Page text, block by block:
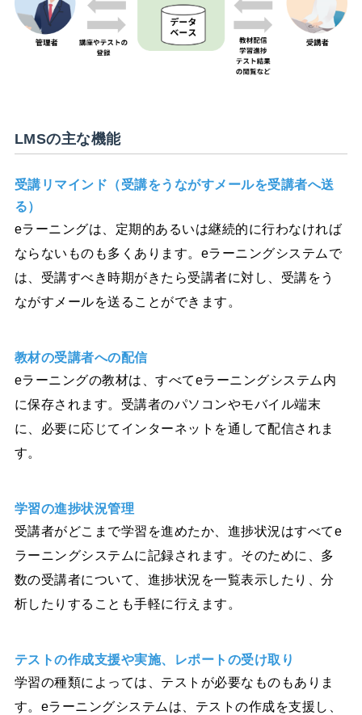
LMSの主な機能
受講リマインド（受講をうながすメールを受講者へ送
る）
eラーニングは、定期的あるいは継続的に行わなければ
ならないものも多くあります。eラーニングシステムで
は、受講すべき時期がきたら受講者に対し、受講をう
ながすメールを送ることができます。
教材の受講者への配信
eラーニングの教材は、すべてeラーニングシステム内
に保存されます。受講者のパソコンやモバイル端末
に、必要に応じてインターネットを通して配信されま
す。
学習の進捗状況管理
受講者がどこまで学習を進めたか、進捗状況はすべてe
ラーニングシステムに記録されます。そのために、多
数の受講者について、進捗状況を一覧表示したり、分
析したりすることも手軽に行えます。
テストの作成支援や実施、レポートの受け取り
学習の種類によっては、テストが必要なものもありま
す。eラーニングシステムは、テストの作成を支援し、